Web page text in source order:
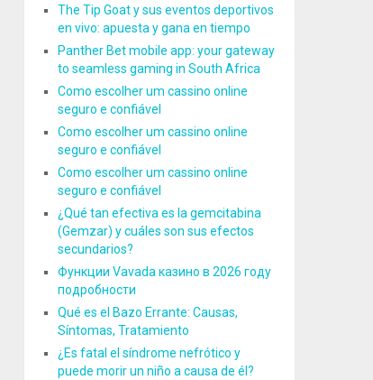
The Tip Goat y sus eventos deportivos
en vivo: apuesta y gana en tiempo
Panther Bet mobile app: your gateway
to seamless gaming in South Africa
Como escolher um cassino online
seguro e confiável
Como escolher um cassino online
seguro e confiável
Como escolher um cassino online
seguro e confiável
¿Qué tan efectiva es la gemcitabina
(Gemzar) y cuáles son sus efectos
secundarios?
Функции Vavada казино в 2026 году
подробности
Qué es el Bazo Errante: Causas,
Síntomas, Tratamiento
¿Es fatal el síndrome nefrótico y
puede morir un niño a causa de él?